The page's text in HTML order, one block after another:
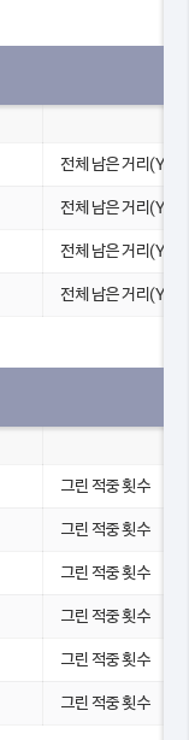
전체 남은 거리(Yds)
전체 남은 거리(Yds)
전체 남은 거리(Yds)
전체 남은 거리(Yds)
그린 적중 횟수
그린 적중 횟수
그린 적중 횟수
그린 적중 횟수
그린 적중 횟수
그린 적중 횟수